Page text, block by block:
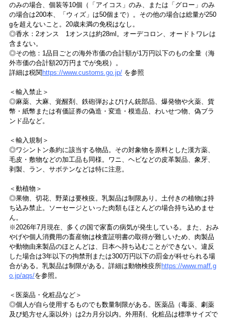
のみの場合、個装等10個（「アイコス」のみ、または「グロー」のみ
の場合は200本、「ウィズ」は50個まで）。その他の場合は総量が250
gを超えないこと。20歳未満の免税はなし。
◎香水：2オンス 1オンスは約28ml。オーデコロン、オードトワレは
含まない。
◎その他：1品目ごとの海外市価の合計額が1万円以下のもの全量（海
外市価の合計額20万円までが免税）。
詳細は税関 https://www.customs.go.jp/ を参照
＜輸入禁止＞
◎麻薬、大麻、覚醒剤、鉄砲弾およびけん銃部品、爆発物や火薬、貨
幣・紙幣または有価証券の偽造・変造・模造品、わいせつ物、偽ブラ
ンド品など。
＜輸入規制＞
◎ワシントン条約に該当する物品。その対象物を原料とした漢方薬、
毛皮・敷物などの加工品も同様。ワニ、ヘビなどの皮革製品、象牙、
剥製、ラン、サボテンなどは特に注意。
＜動植物＞
◎果物、切花、野菜は要検疫。乳製品は制限あり。土付きの植物は持
ち込み禁止。ソーセージといった肉類もほとんどの場合持ち込めませ
ん。
※2026年7月現在、多くの国で家畜の病気が発生している。また、おみ
やげや個人消費用の畜産物は検査証明書の取得が難しいため、肉製品
や動物由来製品のほとんどは、日本へ持ち込むことができない。違反
した場合は3年以下の拘禁刑または300万円以下の罰金が科せられる場
合がある。乳製品は制限がある。詳細は動物検疫所https://www.maff.g
o.jp/aqs/を参照。
＜医薬品・化粧品など＞
◎個人が自ら使用するものでも数量制限がある。医薬品（毒薬、劇薬
及び処方せん薬以外）は2カ月分以内。外用剤、化粧品は標準サイズで